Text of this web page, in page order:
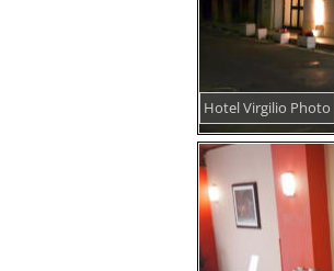
Hotel Virgilio Photo